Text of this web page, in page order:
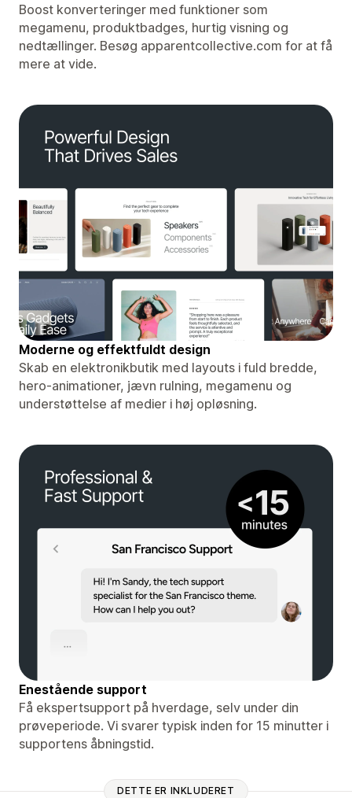
Boost konverteringer med funktioner som
megamenu, produktbadges, hurtig visning og
nedtællinger. Besøg apparentcollective.com for at få
mere at vide.
Moderne og effektfuldt design
Skab en elektronikbutik med layouts i fuld bredde,
hero-animationer, jævn rulning, megamenu og
understøttelse af medier i høj opløsning.
Enestående support
Få ekspertsupport på hverdage, selv under din
prøveperiode. Vi svarer typisk inden for 15 minutter i
supportens åbningstid.
DETTE ER INKLUDERET